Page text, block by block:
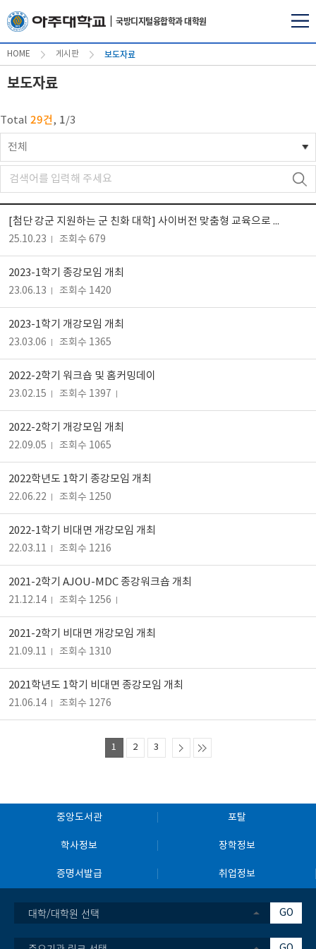
국방디지털융합학과 대학원
HOME 게시판 보도자료
보도자료
Total 29건, 1/3
전체
[첨단 강군 지원하는 군 친화 대학] 사이버전 맞춤형 교육으로 전문인력 키운다
25.10.23 조회수 679
2023-1학기 종강모임 개최
23.06.13 조회수 1420
2023-1학기 개강모임 개최
23.03.06 조회수 1365
2022-2학기 워크숍 및 홈커밍데이
23.02.15 조회수 1397
2022-2학기 개강모임 개최
22.09.05 조회수 1065
2022학년도 1학기 종강모임 개최
22.06.22 조회수 1250
2022-1학기 비대면 개강모임 개최
22.03.11 조회수 1216
2021-2학기 AJOU-MDC 종강워크숍 개최
21.12.14 조회수 1256
2021-2학기 비대면 개강모임 개최
21.09.11 조회수 1310
2021학년도 1학기 비대면 종강모임 개최
21.06.14 조회수 1276
1 2 3
중앙도서관 포탈
학사정보 장학정보
증명서발급 취업정보
대학/대학원 선택 GO